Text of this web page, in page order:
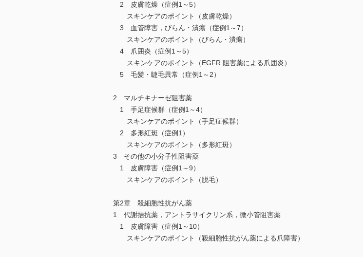
2 皮膚乾燥（症例1～5）
スキンケアのポイント（皮膚乾燥）
3 血管障害，びらん・潰瘍（症例1～7）
スキンケアのポイント（びらん・潰瘍）
4 爪囲炎（症例1～5）
スキンケアのポイント（EGFR 阻害薬による爪囲炎）
5 毛髪・睫毛異常（症例1～2）
2 マルチキナーゼ阻害薬
1 手足症候群（症例1～4）
スキンケアのポイント（手足症候群）
2 多形紅斑（症例1）
スキンケアのポイント（多形紅斑）
3 その他の小分子性阻害薬
1 皮膚障害（症例1～9）
スキンケアのポイント（脱毛）
第2章 殺細胞性抗がん薬
1 代謝拮抗薬，アントラサイクリン系，微小管阻害薬
1 皮膚障害（症例1～10）
スキンケアのポイント（殺細胞性抗がん薬による爪障害）